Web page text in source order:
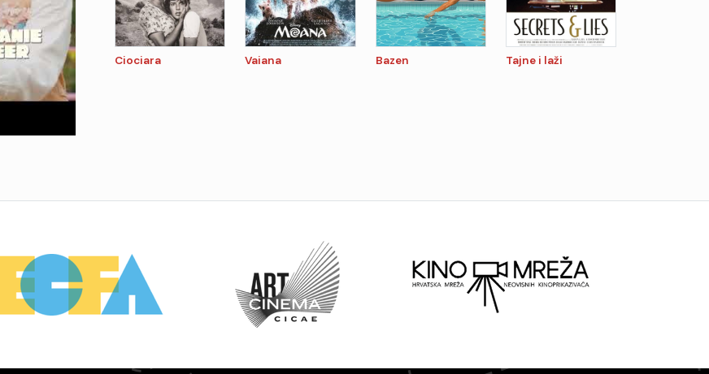
Ciociara Vaiana Bazen Tajne i laži